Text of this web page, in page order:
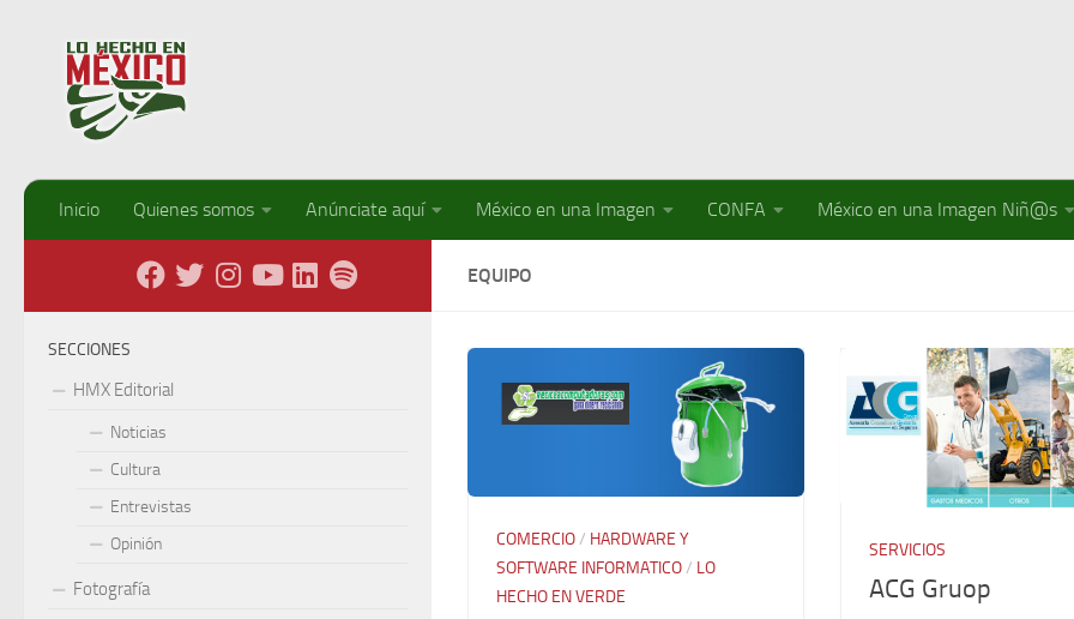
Inicio Quienes somos Anúnciate aquí México en una Imagen CONFA México en una Imagen Niñ@s
EQUIPO
COMERCIO/ HARDWARE Y
SOFTWARE INFORMATICO/ LO
HECHO EN VERDE
SERVICIOS
ACG Gruop
SECCIONES
HMX Editorial
Noticias
Cultura
Entrevistas
Opinión
Fotografía